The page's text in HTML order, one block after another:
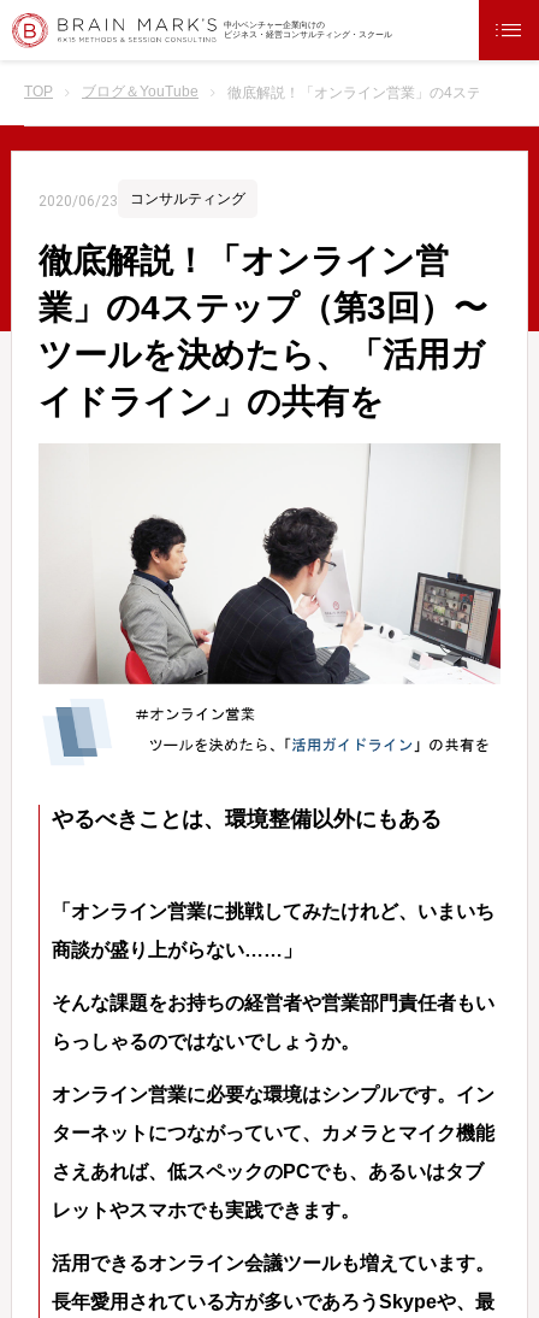
中小ベンチャー企業向けの
ビジネス・経営コンサルティング・スクール
TOP ブログ＆YouTube 徹底解説！「オンライン営業」の4ステップ（
2020/06/23 コンサルティング
徹底解説！「オンライン営
業」の4ステップ（第3回）〜
ツールを決めたら、「活用ガ
イドライン」の共有を
やるべきことは、環境整備以外にもある
「オンライン営業に挑戦してみたけれど、いまいち
商談が盛り上がらない……」
そんな課題をお持ちの経営者や営業部門責任者もい
らっしゃるのではないでしょうか。
オンライン営業に必要な環境はシンプルです。イン
ターネットにつながっていて、カメラとマイク機能
さえあれば、低スペックのPCでも、あるいはタブ
レットやスマホでも実践できます。
活用できるオンライン会議ツールも増えています。
長年愛用されている方が多いであろうSkypeや、最